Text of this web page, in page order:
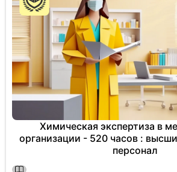
Химическая экспертиза в
организации - 520 часов :
персонал